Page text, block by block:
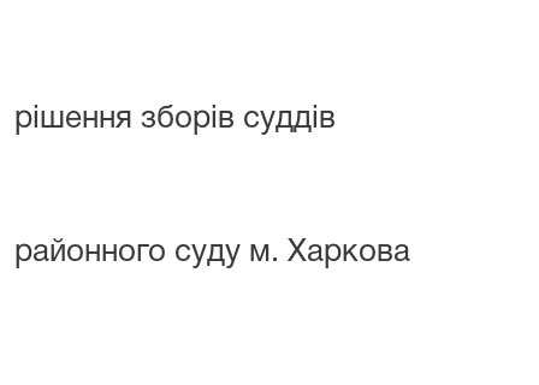
рішення зборів суддів
районного суду м. Харкова